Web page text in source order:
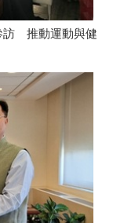
訪 推動運動與健